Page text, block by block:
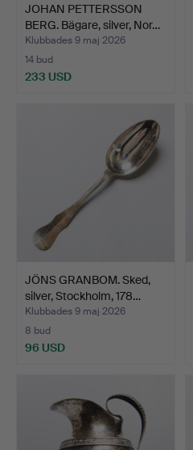
JOHAN PETTERSSON
BERG. Bägare, silver, Nor…
Klubbades 9 maj 2026
14 bud
233 USD
JÖNS GRANBOM. Sked,
silver, Stockholm, 178…
Klubbades 9 maj 2026
8 bud
96 USD